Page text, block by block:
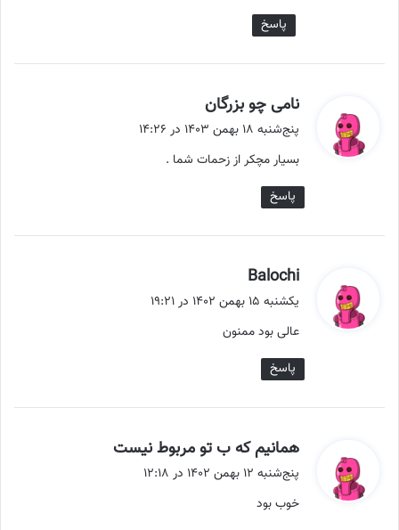
پاسخ
نامی چو بزرگان
ف
:
پنج‌شنبه ۱۸ بهمن ۱۴۰۳ در ۱۴:۲۶
بسیار مچکر از زحمات شما .
پاسخ
Balochi
ف
:
یکشنبه ۱۵ بهمن ۱۴۰۲ در ۱۹:۲۱
عالی بود ممنون
پاسخ
همانیم که ب تو مربوط نیست
پنج‌شنبه ۱۲ بهمن ۱۴۰۲ در ۱۲:۱۸
خوب بود